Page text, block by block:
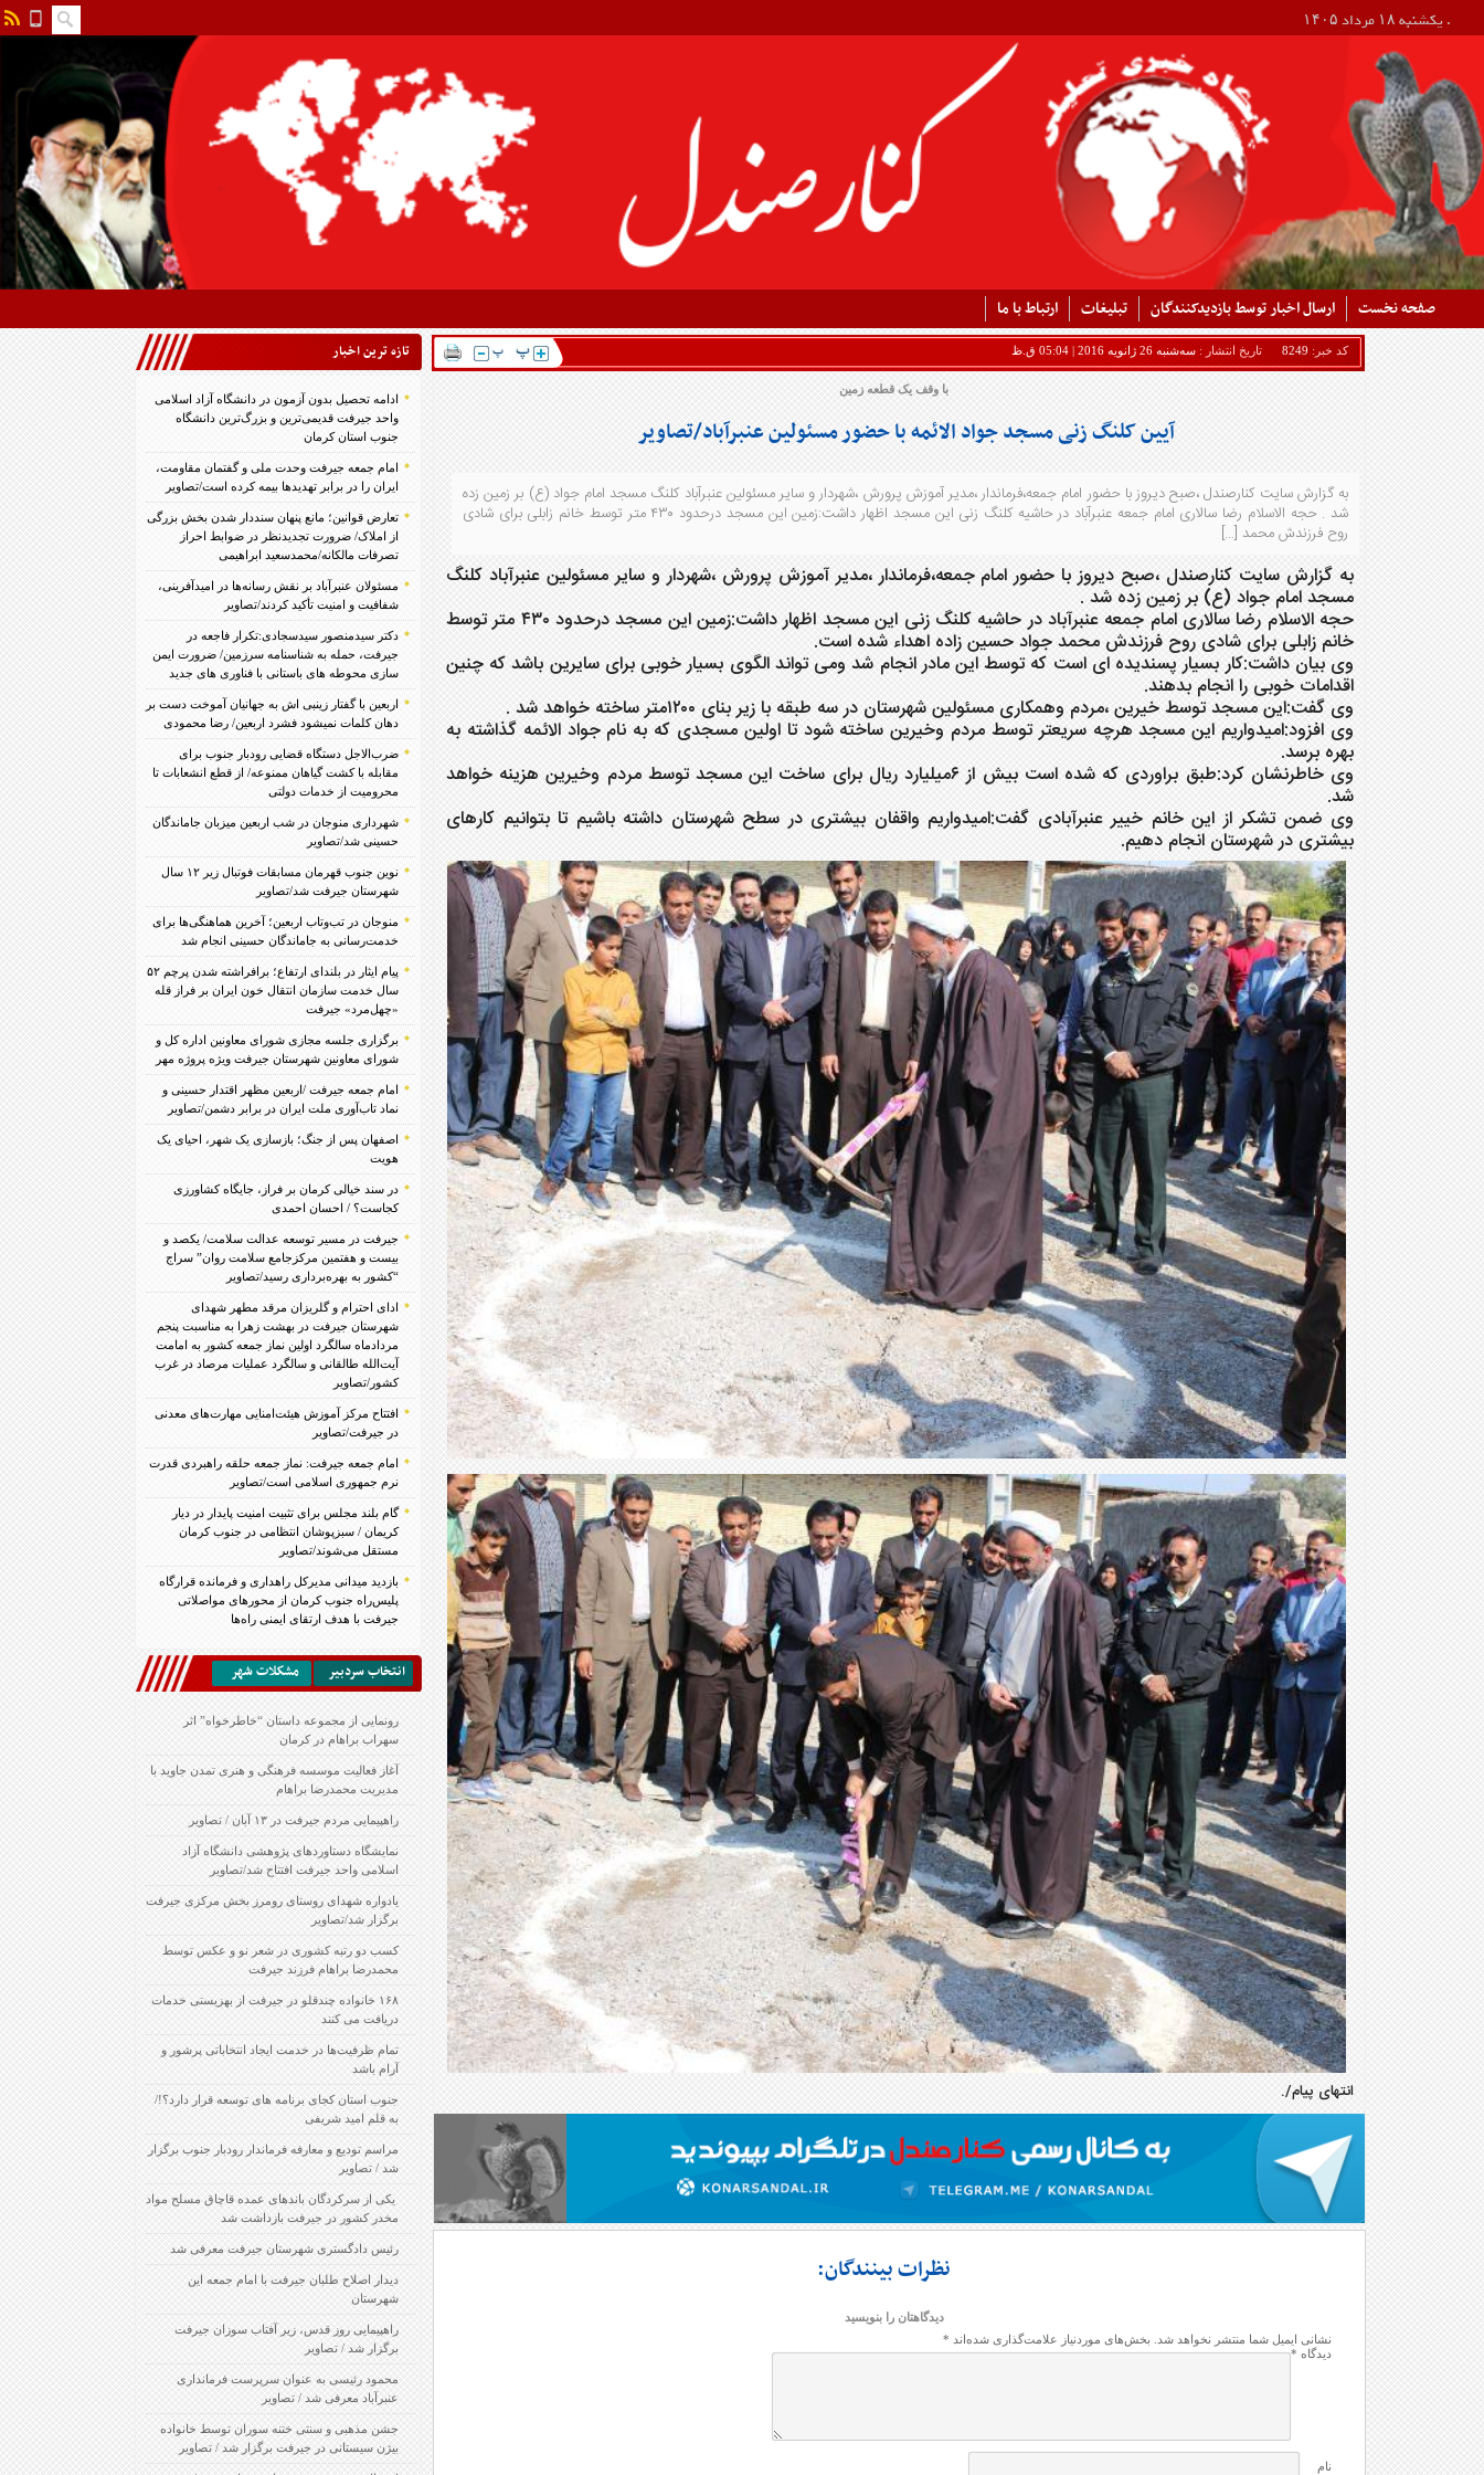
. یکشنبه ۱۸ مرداد ۱۴۰۵
صفحه نخست ارسال اخبار توسط بازدیدکنندگان تبلیغات ارتباط با ما
کد خبر: تاریخ انتشار : سه‌شنبه 26 ژانویه 2016 | 05:04 ق.ظ
با وقف یک قطعه زمین
آیین کلنگ زنی مسجد جواد الائمه با حضور مسئولین عنبرآباد/تصاویر
به گزارش سایت کنارصندل ،صبح دیروز با حضور امام جمعه،فرماندار ،مدیر آموزش پرورش ،شهردار و سایر مسئولین عنبرآباد کلنگ مسجد امام جواد (ع) بر زمین زده
شد . حجه الاسلام رضا سالاری امام جمعه عنبرآباد در حاشیه کلنگ زنی این مسجد اظهار داشت:زمین این مسجد درحدود ۴۳۰ متر توسط خانم زابلی برای شادی
روح فرزندش محمد […]
به گزارش سایت کنارصندل ،صبح دیروز با حضور امام جمعه،فرماندار ،مدیر آموزش پرورش ،شهردار و سایر مسئولین عنبرآباد کلنگ
مسجد امام جواد (ع) بر زمین زده شد .
حجه الاسلام رضا سالاری امام جمعه عنبرآباد در حاشیه کلنگ زنی این مسجد اظهار داشت:زمین این مسجد درحدود ۴۳۰ متر توسط
خانم زابلی برای شادی روح فرزندش محمد جواد حسین زاده اهداء شده است.
وی بیان داشت:کار بسیار پسندیده ای است که توسط این مادر انجام شد ومی تواند الگوی بسیار خوبی برای سایرین باشد که چنین
اقدامات خوبی را انجام بدهند.
وی گفت:این مسجد توسط خیرین ،مردم وهمکاری مسئولین شهرستان در سه طبقه با زیر بنای ۱۲۰۰متر ساخته خواهد شد .
وی افزود:امیدواریم این مسجد هرچه سریعتر توسط مردم وخیرین ساخته شود تا اولین مسجدی که به نام جواد الائمه گذاشته به
بهره برسد.
وی خاطرنشان کرد:طبق براوردی که شده است بیش از ۶میلیارد ریال برای ساخت این مسجد توسط مردم وخیرین هزینه خواهد
شد.
وی ضمن تشکر از این خانم خییر عنبرآبادی گفت:امیدواریم واقفان بیشتری در سطح شهرستان داشته باشیم تا بتوانیم کارهای
بیشتری در شهرستان انجام دهیم.
انتهای پیام/.
نظرات بینندگان:
دیدگاهتان را بنویسید
نشانی ایمیل شما منتشر نخواهد شد.
بخش‌های موردنیاز علامت‌گذاری شده‌اند *
دیدگاه *
نام
تازه ترين اخبار
ادامه تحصیل بدون آزمون در دانشگاه آزاد اسلامی
واحد جیرفت قدیمی‌ترین و بزرگ‌ترین دانشگاه
جنوب استان کرمان
امام جمعه جیرفت وحدت ملی و گفتمان مقاومت،
ایران را در برابر تهدیدها بیمه کرده است/تصاویر
تعارض قوانین؛ مانع پنهان سنددار شدن بخش بزرگی
از املاک/ ضرورت تجدیدنظر در ضوابط احراز
تصرفات مالکانه/محمدسعید ابراهیمی
مسئولان عنبرآباد بر نقش رسانه‌ها در امیدآفرینی،
شفافیت و امنیت تأکید کردند/تصاویر
دکتر سیدمنصور سیدسجادی:تکرار فاجعه در
جیرفت، حمله به شناسنامه سرزمین/ ضرورت ایمن
سازی محوطه های باستانی با فناوری های جدید
اربعین با گفتار زینبی اش به جهانیان آموخت دست بر
دهان کلمات نمیشود فشرد اربعین/ رضا محمودی
ضرب‌الاجل دستگاه قضایی رودبار جنوب برای
مقابله با کشت گیاهان ممنوعه/ از قطع انشعابات تا
محرومیت از خدمات دولتی
شهرداری منوجان در شب اربعین میزبان جاماندگان
حسینی شد/تصاویر
نوین جنوب قهرمان مسابقات فوتبال زیر ۱۲ سال
شهرستان جیرفت شد/تصاویر
منوجان در تب‌وتاب اربعین؛ آخرین هماهنگی‌ها برای
خدمت‌رسانی به جاماندگان حسینی انجام شد
پیام ایثار در بلندای ارتفاع؛ برافراشته شدن پرچم ۵۲
سال خدمت سازمان انتقال خون ایران بر فراز قله
«چهل‌مرد» جیرفت
برگزاری جلسه مجازی شورای معاونین اداره کل و
شورای معاونین شهرستان جیرفت ویژه پروژه مهر
امام جمعه جیرفت /اربعین مظهر اقتدار حسینی و
نماد تاب‌آوری ملت ایران در برابر دشمن/تصاویر
اصفهان پس از جنگ؛ بازسازی یک شهر، احیای یک
هویت
در سند خیالی کرمان بر فراز، جایگاه کشاورزی
کجاست؟ / احسان احمدی
جیرفت در مسیر توسعه عدالت سلامت/ یکصد و
بیست و هفتمین مرکزجامع سلامت روان” سراج
“کشور به بهره‌برداری رسید/تصاویر
ادای احترام و گلریزان مرقد مطهر شهدای
شهرستان جیرفت در بهشت زهرا به مناسبت پنجم
مردادماه سالگرد اولین نماز جمعه کشور به امامت
آیت‌الله طالقانی و سالگرد عملیات مرصاد در غرب
کشور/تصاویر
افتتاح مرکز آموزش هیئت‌امنایی مهارت‌های معدنی
در جیرفت/تصاویر
امام جمعه جیرفت: نماز جمعه حلقه راهبردی قدرت
نرم جمهوری اسلامی است/تصاویر
گام بلند مجلس برای تثبیت امنیت پایدار در دیار
کریمان / سبزپوشان انتظامی در جنوب کرمان
مستقل می‌شوند/تصاویر
بازدید میدانی مدیرکل راهداری و فرمانده قرارگاه
پلیس‌راه جنوب کرمان از محورهای مواصلاتی
جیرفت با هدف ارتقای ایمنی راه‌ها
انتخاب سردبير مشكلات شهر
رونمایی از مجموعه داستان “خاطرخواه” اثر
سهراب براهام در کرمان
آغاز فعالیت موسسه فرهنگی و هنری تمدن جاوید با
مدیریت محمدرضا براهام
راهپیمایی مردم جیرفت در ۱۳ آبان / تصاویر
نمایشگاه دستاوردهای پژوهشی دانشگاه آزاد
اسلامی واحد جیرفت افتتاح شد/تصاویر
یادواره شهدای روستای رومرز بخش مرکزی جیرفت
برگزار شد/تصاویر
کسب دو رتبه کشوری در شعر نو و عکس توسط
محمدرضا براهام فرزند جیرفت
۱۶۸ خانواده چندقلو در جیرفت از بهزیستی خدمات
دریافت می کنند
تمام ظرفیت‌ها در خدمت ایجاد انتخاباتی پرشور و
آرام باشد
جنوب استان کجای برنامه های توسعه قرار دارد؟!/
به قلم امید شریفی
مراسم تودیع و معارفه فرماندار رودبار جنوب برگزار
شد / تصاویر
‍ یکی از سرکردگان باندهای عمده قاچاق مسلح مواد
مخدر کشور در جیرفت بازداشت شد
رئیس دادگستری شهرستان جیرفت معرفی شد
دیدار اصلاح طلبان جیرفت با امام جمعه این
شهرستان
راهپیمایی روز قدس، زیر آفتاب سوزان جیرفت
برگزار شد / تصاویر
محمود رئیسی به عنوان سرپرست فرمانداری
عنبرآباد معرفی شد / تصاویر
جشن مذهبی و سنتی ختنه سوران توسط خانواده
بیژن سیستانی در جیرفت برگزار شد / تصاویر